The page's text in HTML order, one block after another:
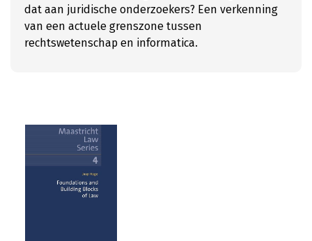
dat aan juridische onderzoekers? Een verkenning
van een actuele grenszone tussen
rechtswetenschap en informatica.